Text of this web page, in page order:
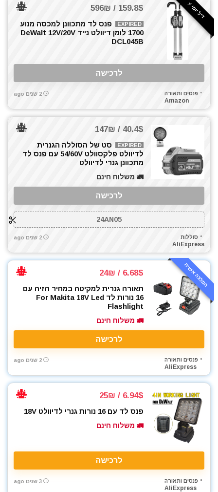
דיל יומי ⚡️ 159.8$ / 596₪
EXPIRED
פנס לד מתכוונן למכסה מנוע
1700 לומן דיוולט נייד DeWalt 12V/20V
DCL045B
לרכישה
פנסים ותאורה
Amazon
2 שנים ago
40.4$ / 147₪
EXPIRED
סט של הסוללה הגנרית
לדיוולט פלקסוולט 54/60V עם פנס לד
מתכוונן גנרי לדיוולט
🚛 משלוח חינם
לרכישה
24AN05
סוללות
AliExpress
2 שנים ago
המלצה אישית 6.68$ / 24₪
תאורה גנרית למקיטה במחיר הזיה עם
16 נורות לד For Makita 18V Led
Flashlight
🚛 משלוח חינם
לרכישה
פנסים ותאורה
AliExpress
2 שנים ago
6.94$ / 25₪
פנס לד עם 16 נורות גנרי לדיוולט 18V
🚛 משלוח חינם
לרכישה
פנסים ותאורה
AliExpress
3 שנים ago